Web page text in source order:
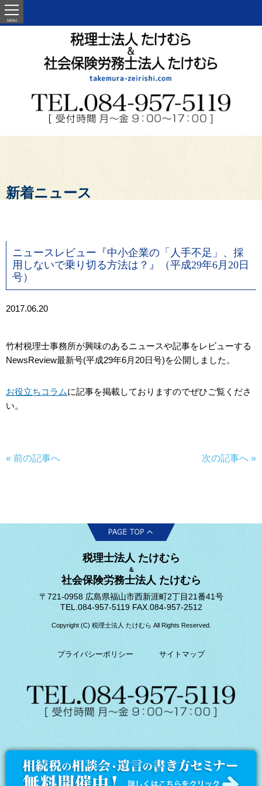
MENU
新着ニュース
ニュースレビュー『中小企業の「人手不足」、採
用しないで乗り切る方法は？』（平成29年6月20日
号）
2017.06.20
竹村税理士事務所が興味のあるニュースや記事をレビューする
NewsReview最新号(平成29年6月20日号)を公開しました。
お役立ちコラムに記事を掲載しておりますのでぜひご覧くださ
い。
« 前の記事へ 次の記事へ »
税理士法人 たけむら
＆
社会保険労務士法人 たけむら
〒721-0958 広島県福山市西新涯町2丁目21番41号
TEL.084-957-5119 FAX.084-957-2512
Copyright (C) 税理士法人 たけむら All Rights Reserved.
プライバシーポリシー サイトマップ